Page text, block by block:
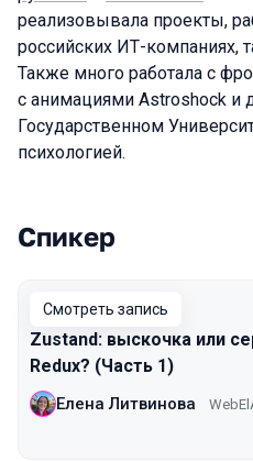
реализовывала проекты,
российских ИТ-компаниях,
Также много работала с
с анимациями Astroshock и
Государственном
психологией.
Выступления в
Спикер
Смотреть запись
Zustand: выскочка или
Redux? (Часть 1)
Елена Литвинова